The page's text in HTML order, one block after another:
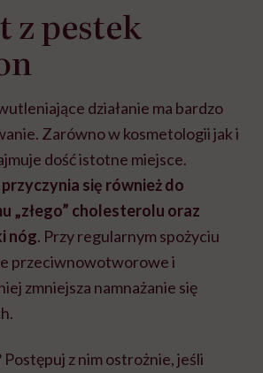
z pestek
działanie ma bardzo
Zarówno w kosmetologii jak i
dość istotne miejsce.
przyczynia się również do
„złego” cholesterolu oraz
nóg. Przy regularnym spożyciu
przeciwnowotworowe i
zmniejsza namnażanie się
Postępuj z nim ostrożnie, jeśli